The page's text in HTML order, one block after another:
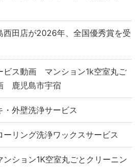
西田店が2026年、全国優秀賞を受
ビス動画 マンション1k空室丸ご
鹿児島市宇宿
外壁洗浄サービス
リング洗浄ワックスサービス
ンション1K空室丸ごとクリーニン